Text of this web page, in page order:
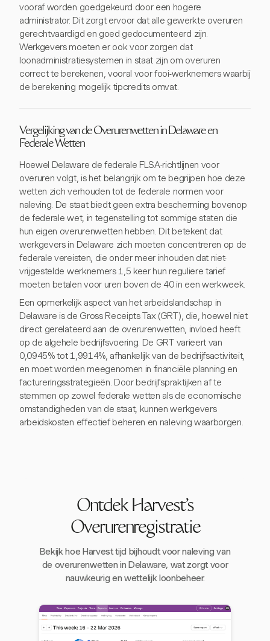
vooraf worden goedgekeurd door een hogere
administrator. Dit zorgt ervoor dat alle gewerkte overuren
gerechtvaardigd en goed gedocumenteerd zijn.
Werkgevers moeten er ook voor zorgen dat
loonadministratiesystemen in staat zijn om overuren
correct te berekenen, vooral voor fooi-werknemers waarbij
de berekening mogelijk tipcredits omvat.
Vergelijking van de Overurenwetten in Delaware en
Federale Wetten
Hoewel Delaware de federale FLSA-richtlijnen voor
overuren volgt, is het belangrijk om te begrijpen hoe deze
wetten zich verhouden tot de federale normen voor
naleving. De staat biedt geen extra bescherming bovenop
de federale wet, in tegenstelling tot sommige staten die
hun eigen overurenwetten hebben. Dit betekent dat
werkgevers in Delaware zich moeten concentreren op de
federale vereisten, die onder meer inhouden dat niet-
vrijgestelde werknemers 1,5 keer hun reguliere tarief
moeten betalen voor uren boven de 40 in een werkweek.
Een opmerkelijk aspect van het arbeidslandschap in
Delaware is de Gross Receipts Tax (GRT), die, hoewel niet
direct gerelateerd aan de overurenwetten, invloed heeft
op de algehele bedrijfsvoering. De GRT varieert van
0,0945% tot 1,9914%, afhankelijk van de bedrijfsactiviteit,
en moet worden meegenomen in financiële planning en
factureringsstrategieën. Door bedrijfspraktijken af te
stemmen op zowel federale wetten als de economische
omstandigheden van de staat, kunnen werkgevers
arbeidskosten effectief beheren en naleving waarborgen.
Ontdek Harvest's
Overurenregistratie
Bekijk hoe Harvest tijd bijhoudt voor naleving van
de overurenwetten in Delaware, wat zorgt voor
nauwkeurig en wettelijk loonbeheer.